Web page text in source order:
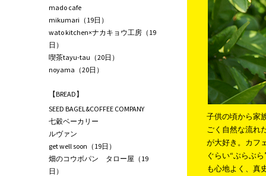
子供の頃から家
ごく自然な流れ
が大好き。カフ
ぐらい“ぶらぶ
も心地よく、真
mado cafe
mikumari（19日）
wato kitchen×ナカキョウ工房（19
日）
喫茶tayu-tau（20日）
noyama（20日）
【BREAD】
SEED BAGEL&COFFEE COMPANY
七穀ベーカリー
ルヴァン
get well soon（19日）
畑のコウボパン タロー屋（19
日）